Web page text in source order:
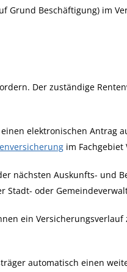
Grund Beschäftigung) im
Der zuständige
elektronischen Antrag
im Fachgebiet
nächsten Auskunfts- und
Stadt- oder
ein Versicherungsverlauf
automatisch einen